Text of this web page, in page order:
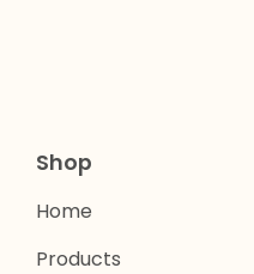
Shop
Home
Products